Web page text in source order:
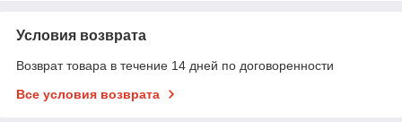
Условия возврата
Возврат товара в течение 14 дней по договоренности
Все условия возврата